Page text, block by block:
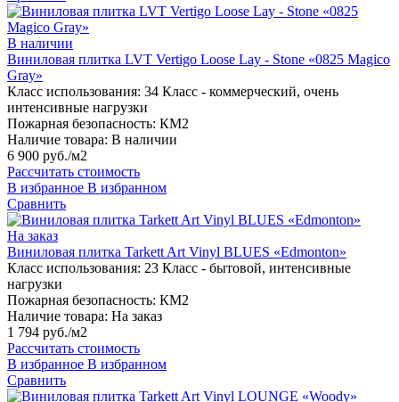
В наличии
Виниловая плитка LVT Vertigo Loose Lay - Stone «0825 Magico
Gray»
Класс использования: 34 Класс - коммерческий, очень
интенсивные нагрузки
Пожарная безопасность: КМ2
Наличие товара: В наличии
6 900 руб./м2
Рассчитать стоимость
В избранное В избранном
Сравнить
На заказ
Виниловая плитка Tarkett Art Vinyl BLUES «Edmonton»
Класс использования: 23 Класс - бытовой, интенсивные
нагрузки
Пожарная безопасность: КМ2
Наличие товара: На заказ
1 794 руб./м2
Рассчитать стоимость
В избранное В избранном
Сравнить